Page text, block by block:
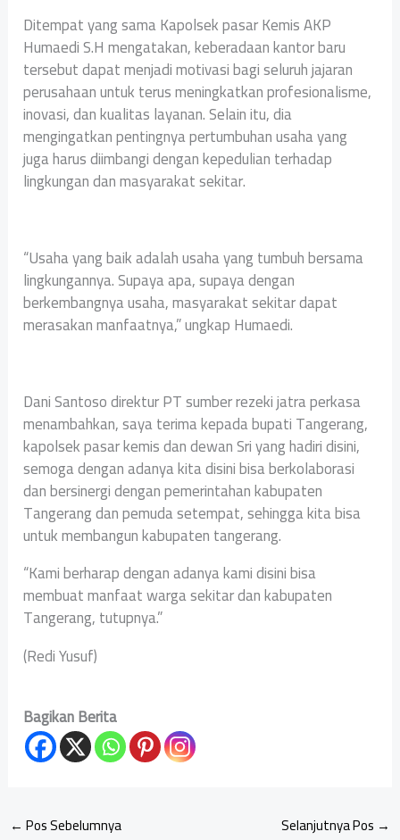
Ditempat yang sama Kapolsek pasar Kemis AKP
Humaedi S.H mengatakan, keberadaan kantor baru
tersebut dapat menjadi motivasi bagi seluruh jajaran
perusahaan untuk terus meningkatkan profesionalisme,
inovasi, dan kualitas layanan. Selain itu, dia
mengingatkan pentingnya pertumbuhan usaha yang
juga harus diimbangi dengan kepedulian terhadap
lingkungan dan masyarakat sekitar.
“Usaha yang baik adalah usaha yang tumbuh bersama
lingkungannya. Supaya apa, supaya dengan
berkembangnya usaha, masyarakat sekitar dapat
merasakan manfaatnya,” ungkap Humaedi.
Dani Santoso direktur PT sumber rezeki jatra perkasa
menambahkan, saya terima kepada bupati Tangerang,
kapolsek pasar kemis dan dewan Sri yang hadiri disini,
semoga dengan adanya kita disini bisa berkolaborasi
dan bersinergi dengan pemerintahan kabupaten
Tangerang dan pemuda setempat, sehingga kita bisa
untuk membangun kabupaten tangerang.
“Kami berharap dengan adanya kami disini bisa
membuat manfaat warga sekitar dan kabupaten
Tangerang, tutupnya.”
(Redi Yusuf)
Bagikan Berita
← Pos Sebelumnya Selanjutnya Pos →